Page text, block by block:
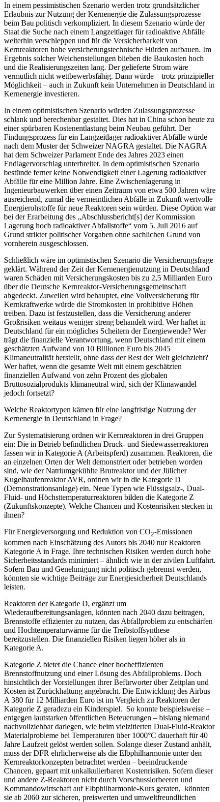
In einem pessimistischen Szenario werden trotz grundsätzlicher
Erlaubnis zur Nutzung der Kernenergie die Zulassungsprozesse
beim Bau politisch verkompliziert. In diesem Szenario würde der
Staat die Suche nach einem Langzeitlager für radioaktive Abfälle
weiterhin verschleppen und für die Versicherbarkeit von
Kernreaktoren hohe versicherungstechnische Hürden aufbauen. Im
Ergebnis solcher Weichenstellungen blieben die Baukosten hoch
und die Realisierungszeiten lang. Der gelieferte Strom wäre
vermutlich nicht wettbewerbsfähig. Dann würde – trotz prinzipieller
Möglichkeit – auch in Zukunft kein Unternehmen in Deutschland in
Kernenergie investieren.
In einem optimistischen Szenario würden Zulassungsprozesse
schlank und berechenbar gestaltet. Dies hat in China schon heute zu
einer spürbaren Kostenentlastung beim Neubau geführt. Der
Findungsprozess für ein Langzeitlager radioaktiver Abfälle würde
nach dem Muster der Schweizer NAGRA gestaltet. Die NAGRA
hat dem Schweizer Parlament Ende des Jahres 2023 einen
Endlagervorschlag unterbreitet. In dem optimistischen Szenario
bestünde ferner keine Notwendigkeit einer Lagerung radioaktiver
Abfälle für eine Million Jahre. Eine Zwischenlagerung in
Ingenieurbauwerken über einen Zeitraum von etwa 500 Jahren wäre
ausreichend, zumal die vermeintlichen Abfälle in Zukunft wertvolle
Energierohstoffe für neue Reaktoren sein würden. Diese Option war
bei der Erarbeitung des „Abschlussbericht[s] der Kommission
Lagerung hoch radioaktiver Abfallstoffe“ vom 5. Juli 2016 auf
Grund strikter politischer Vorgaben ohne sachlichen Grund von
vornherein ausgeschlossen.
Schließlich wäre im optimistischen Szenario die Versicherungsfrage
geklärt. Während der Zeit der Kernenergienutzung in Deutschland
waren Schäden mit Versicherungskosten bis zu 2,5 Milliarden Euro
über die Deutsche Kernreaktor-Versicherungsgemeinschaft
abgedeckt. Zuweilen wird behauptet, eine Vollversicherung für
Kernkraftwerke würde die Stromkosten in prohibitive Höhen
treiben. Dazu ist festzustellen, dass die Versicherung anderer
Großrisiken weitaus weniger streng behandelt wird. Wer haftet in
Deutschland für ein mögliches Scheitern der Energiewende? Wer
trägt die finanzielle Verantwortung, wenn Deutschland mit einem
geschätzten Aufwand von 10 Billionen Euro bis 2045
Klimaneutralität herstellt, ohne dass der Rest der Welt gleichzieht?
Wer haftet, wenn die gesamte Welt mit einem geschätzten
finanziellen Aufwand von zehn Prozent des globalen
Bruttosozialprodukts klimaneutral wird, sich der Klimawandel
jedoch fortsetzt?
Welche Reaktortypen kämen für eine langfristige Nutzung der
Kernenergie in Deutschland in Frage?
Zur Systematisierung ordnen wir Kernreaktoren in drei Gruppen
ein: Die in Betrieb befindlichen Druck- und Siedewasserreaktoren
fassen wir in Kategorie A (Arbeitspferd) zusammen. Reaktoren, die
an einzelnen Orten der Welt demonstriert oder betrieben worden
sind, wie der Natriumgekühlte Brutreaktor und der Jülicher
Kugelhaufenreaktor AVR, ordnen wir in die Kategorie D
(Demonstrationsanlage) ein. Neue Typen wie Flüssigsalz-, Dual-
Fluid- und Höchsttemperaturreaktoren bilden die Kategorie Z
(Zukunftskonzepte). Welche Chancen und Kostenrisiken stecken in
ihnen?
Für Energieversorgung und Reduktion von CO2-Emissionen
kommen nach Einschätzung des Autors bis 2040 nur Reaktoren
Kategorie A in Frage. Ihre technischen Risiken werden durch hohe
Sicherheitsstandards minimiert – ähnlich wie in der zivilen Luftfahrt.
Sofern Bau und Genehmigung nicht politisch gebremst werden,
könnten sie wichtige Beiträge zur Energiesicherheit Deutschlands
leisten.
Reaktoren der Kategorie D, ergänzt um
Wiederaufbereitungsanlagen, könnten nach 2040 dazu beitragen,
Brennstoffe effizienter zu nutzen, das Abfallproblem zu entschärfen
und Hochtemperaturwärme für die Treibstoffsynthese
bereitzustellen. Die finanziellen Risiken liegen höher als in
Kategorie A.
Kategorie Z bietet die Chance einer hocheffizienten
Brennstoffnutzung und einer Lösung des Abfallproblems. Doch
hinsichtlich der Vorstellungen ihrer Befürworter über Zeitplan und
Kosten ist Zurückhaltung angebracht. Die Entwicklung des Airbus
A 380 für 12 Milliarden Euro ist im Vergleich zu Reaktoren der
Kategorie Z geradezu ein Kinderspiel. So konnte beispielsweise –
entgegen lautstarken öffentlichen Beteuerungen – bislang niemand
nachvollziehbar darlegen, wie beim vielzitierten Dual-Fluid-Reaktor
Materialprobleme bei Temperaturen über 1000°C dauerhaft für 40
Jahre Laufzeit gelöst werden sollen. Solange dieser Zustand anhält,
muss der DFR ehrlicherweise als die Elbphilharmonie unter den
Kernreaktorkonzepten betrachtet werden – beeindruckende
Chancen, gepaart mit unkalkulierbaren Kostenrisiken. Sofern dieser
und andere Z-Reaktoren nicht durch Vorschusslorbeeren und
Kommandowirtschaft auf Elbphilharmonie-Kurs geraten, könnten
sie ab 2060 zur sicheren, preiswerten und umweltfreundlichen